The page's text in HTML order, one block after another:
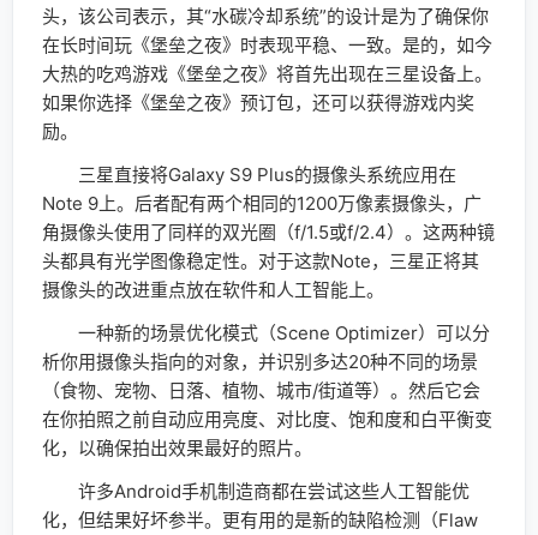
头，该公司表示，其“水碳冷却系统”的设计是为了确保你
在长时间玩《堡垒之夜》时表现平稳、一致。是的，如今
大热的吃鸡游戏《堡垒之夜》将首先出现在三星设备上。
如果你选择《堡垒之夜》预订包，还可以获得游戏内奖
励。
三星直接将Galaxy S9 Plus的摄像头系统应用在
Note 9上。后者配有两个相同的1200万像素摄像头，广
角摄像头使用了同样的双光圈（f/1.5或f/2.4）。这两种镜
头都具有光学图像稳定性。对于这款Note，三星正将其
摄像头的改进重点放在软件和人工智能上。
一种新的场景优化模式（Scene Optimizer）可以分
析你用摄像头指向的对象，并识别多达20种不同的场景
（食物、宠物、日落、植物、城市/街道等）。然后它会
在你拍照之前自动应用亮度、对比度、饱和度和白平衡变
化，以确保拍出效果最好的照片。
许多Android手机制造商都在尝试这些人工智能优
化，但结果好坏参半。更有用的是新的缺陷检测（Flaw